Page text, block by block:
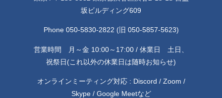
坂ビルディング609
Phone 050-5830-2822 (旧 050-5857-5623)
営業時間 月～金 10:00～17:00 / 休業日 土日、
祝祭日(これ以外の休業日は随時お知らせ)
オンラインミーティング対応 : Discord / Zoom /
Skype / Google Meetなど